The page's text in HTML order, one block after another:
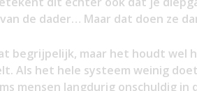
de dader… Maar dat doen ze
begrijpelijk, maar het houdt wel
Als het hele systeem weinig
mensen langdurig onschuldig in